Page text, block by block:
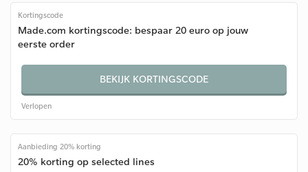
Kortingscode
Made.com kortingscode: bespaar 20 euro op jouw
eerste order
BEKIJK KORTINGSCODE
Verlopen
Aanbieding 20% korting
20% korting op selected lines